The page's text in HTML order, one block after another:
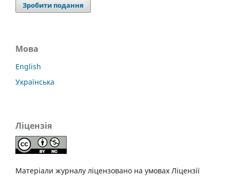
Зробити подання
Мова
English
Українська
Ліцензія
Матеріали журналу ліцензовано на умовах Ліцензії